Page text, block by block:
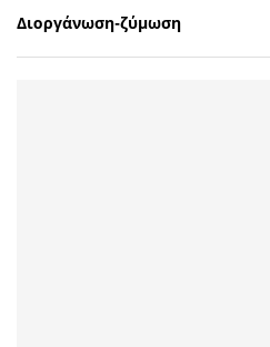
Διοργάνωση-ζύμωση